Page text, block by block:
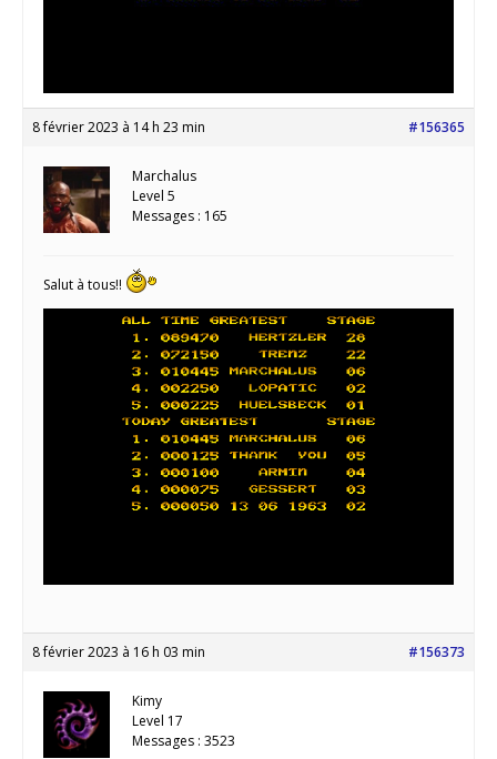
8 février 2023 à 14 h 23 min #156365
Marchalus
Level 5
Messages : 165
Salut à tous!!
8 février 2023 à 16 h 03 min #156373
Kimy
Level 17
Messages : 3523